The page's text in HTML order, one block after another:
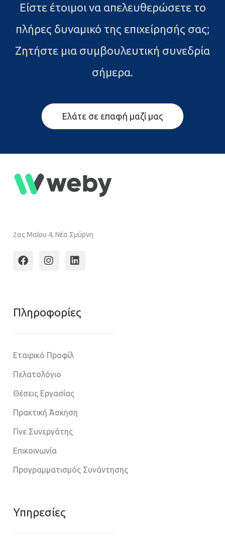
Είστε έτοιμοι να απελευθερώσετε το
πλήρες δυναμικό της επιχείρησής σας;
Ζητήστε μια συμβουλευτική συνεδρία
σήμερα.
Ελάτε σε επαφή μαζί μας
2ας Μαΐου 4, Νέα Σμύρνη
Πληροφoρίες
Εταιρικό Προφίλ
Πελατολόγιο
Θέσεις Εργασίας
Πρακτική Άσκηση
Γίνε Συνεργάτης
Επικοινωνία
Προγραμματισμός Συνάντησης
Υπηρεσίες